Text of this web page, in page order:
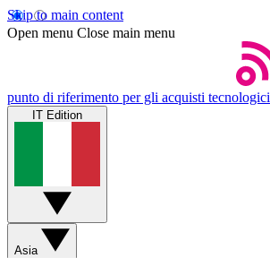
Skip to main content
Open menu Close main menu
punto di riferimento per gli acquisti tecnologici
IT Edition
Asia